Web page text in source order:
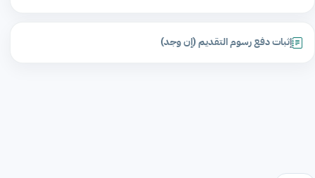
إثبات دفع رسوم التقديم (إن وجد)